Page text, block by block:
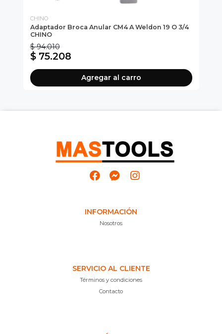
CHINO
Adaptador Broca Anular CM4 A Weldon 19 O 3/4
CHINO
$ 94.010
$ 75.208
Agregar al carro
INFORMACIÓN
Nosotros
SERVICIO AL CLIENTE
Términos y condiciones
Contacto